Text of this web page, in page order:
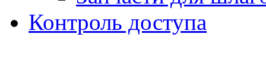
Контроль доступа